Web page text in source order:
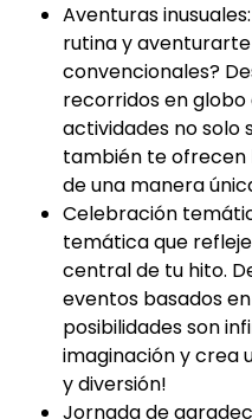
Aventuras
rutina y
convencionales?
recorridos en
actividades no solo
también te
de una manera
Celebración
temática que
central de tu hito.
eventos basados
posibilidades son
imaginación y crea
y diversión!
Jornada de